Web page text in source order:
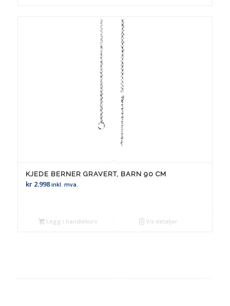
KJEDE BERNER GRAVERT, BARN 90 CM
kr2.998 inkl. mva.
Legg i handlekurv Vis detaljer